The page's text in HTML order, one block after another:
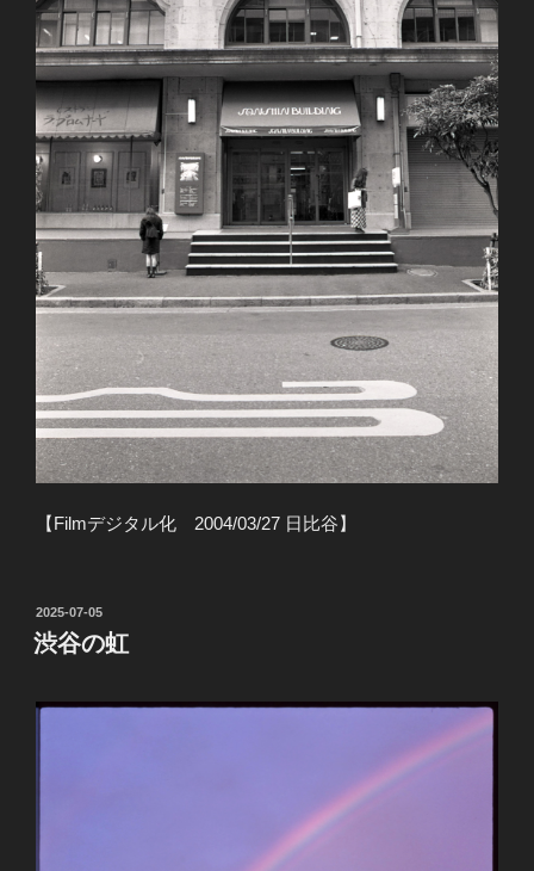
【Filmデジタル化 2004/03/27 日比谷】
投
稿
日:
2025-07-05
渋谷の虹